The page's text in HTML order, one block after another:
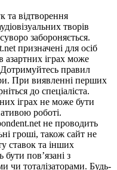
та відтворення
творів
забороняється.
призначені для осіб
азартних іграх може
Дотримуйтесь правил
При виявленні перших
до спеціаліста.
іграх не може бути
роботі.
не проводить
гроші, також сайт не
ставок та інших
бути пов’язані з
чи тоталізаторами. Будь-